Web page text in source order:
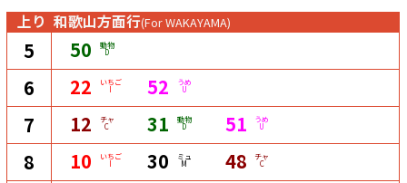
上り 和歌山方面行(For WAKAYAMA)
5 50 動物
D
6 22 いちご
I 52 うめ
U
7 12 チャ
C 31 動物
D 51 うめ
U
8 10 いちご
I 30 ミュ
M 48 チャ
C